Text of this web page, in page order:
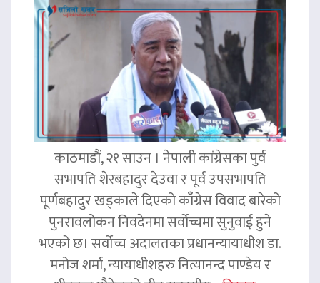
काठमाडौं, २१ साउन । नेपाली कांग्रेसका पुर्व
सभापति शेरबहादुर देउवा र पूर्व उपसभापति
पूर्णबहादुर खड्काले दिएको काँग्रेस विवाद बारेको
पुनरावलोकन निवदेनमा सर्वोच्चमा सुनुवाई हुने
भएको छ। सर्वोच्च अदालतका प्रधानन्यायाधीश डा.
मनोज शर्मा, न्यायाधीशहरु नित्यानन्द पाण्डेय र